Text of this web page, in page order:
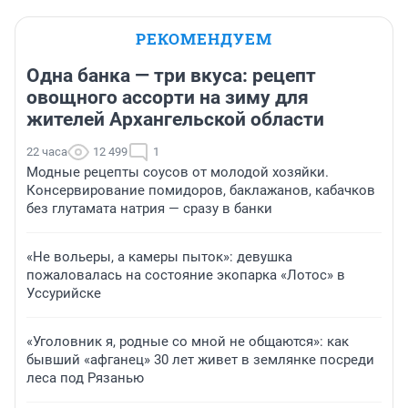
РЕКОМЕНДУЕМ
Одна банка — три вкуса: рецепт
овощного ассорти на зиму для
жителей Архангельской области
22 часа 12 499 1
Модные рецепты соусов от молодой хозяйки.
Консервирование помидоров, баклажанов, кабачков
без глутамата натрия — сразу в банки
«Не вольеры, а камеры пыток»: девушка
пожаловалась на состояние экопарка «Лотос» в
Уссурийске
«Уголовник я, родные со мной не общаются»: как
бывший «афганец» 30 лет живет в землянке посреди
леса под Рязанью